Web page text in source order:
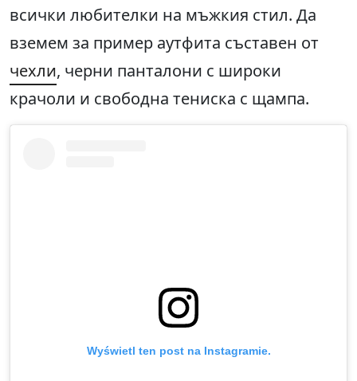
всички любителки на мъжкия стил. Да
вземем за пример аутфита съставен от
чехли, черни панталони с широки
крачоли и свободна тениска с щампа.
Wyświetl ten post na Instagramie.